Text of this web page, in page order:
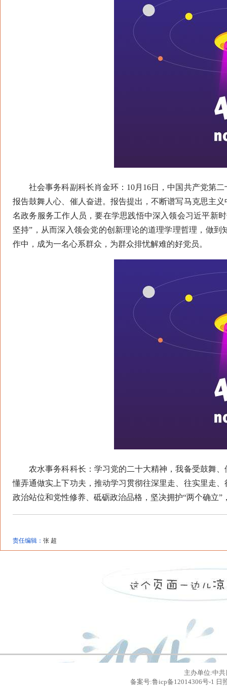
社会事务科副科长肖金环：10月16日，中国共产党第二
报告鼓舞人心、催人奋进。报告提出，不断谱写马克思主
名政务服务工作人员，要在学思践悟中深入领会习近平新
坚持”，从而深入领会党的创新理论的道理学理哲理，做
作中，成为一名心系群众，为群众排忧解难的好党员。
农水事务科科长：学习党的二十大精神，我备受鼓舞、
懂弄通做实上下功夫，推动学习贯彻往深里走、往实里走
政治站位和党性修养、砥砺政治品格，坚决拥护“两个确立”
责任编辑： 张 超
主办单位:中
备案号:鲁icp备12014306号-1